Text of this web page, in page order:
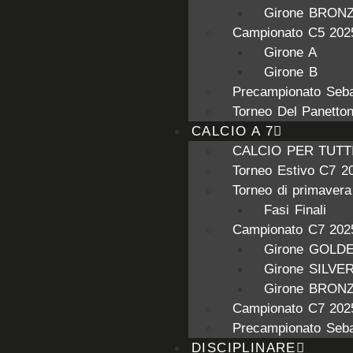
Girone
Campionato C5
Girone A
Girone B
Precampionato
Torneo Del
CALCIO A 7
CALCIO PER
Torneo Estivo C7
Torneo di
Fasi Finali
Campionato C7
Girone
Girone
Girone
Campionato C7
Precampionato
DISCIPLINARE